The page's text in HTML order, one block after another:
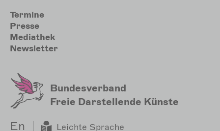
Sekundärmenu
Termine
Presse
Mediathek
Newsletter
Bundesverband
Freie Darstellende Künste
En Leichte Sprache